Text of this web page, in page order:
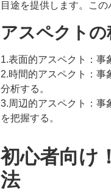
目途を提供します。こ
アスペクト
1.表面的アスペクト：事
2.時間的アスペクト：事
分析する。
3.周辺的アスペクト：事
を把握する。
初心者向け
法